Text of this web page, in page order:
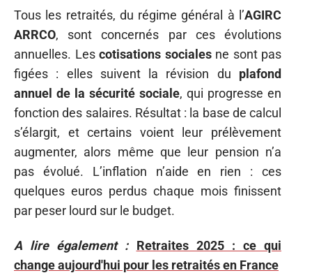
Tous les retraités, du régime général à l’AGIRC
ARRCO, sont concernés par ces évolutions
annuelles. Les cotisations socialesne sont pas
figées : elles suivent la révision du plafond
annuel de la sécurité sociale, qui progresse en
fonction des salaires. Résultat : la base de calcul
s’élargit, et certains voient leur prélèvement
augmenter, alors même que leur pension n’a
pas évolué. L’inflation n’aide en rien : ces
quelques euros perdus chaque mois finissent
par peser lourd sur le budget.
A lire également :
Retraites 2025 : ce qui
change aujourd'hui pour les retraités en France